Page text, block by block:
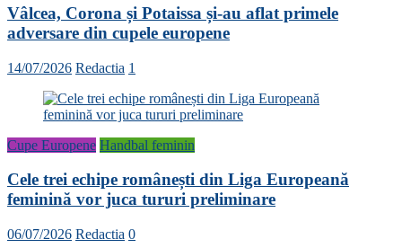
Vâlcea, Corona și Potaissa și-au aflat primele
adversare din cupele europene
14/07/2026 Redactia 1
Cupe Europene Handbal feminin
Cele trei echipe românești din Liga Europeană
feminină vor juca tururi preliminare
06/07/2026 Redactia 0